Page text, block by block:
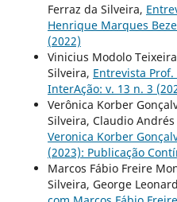
Ferraz da Silveira,
Henrique Marques
(2022)
Vinicius Modolo
Silveira, Entrevista
InterAção: v. 13 n. 3
Verônica Korber
Silveira, Claudio
Veronica Korber
(2023): Publicação
Marcos Fábio Freire
Silveira, George